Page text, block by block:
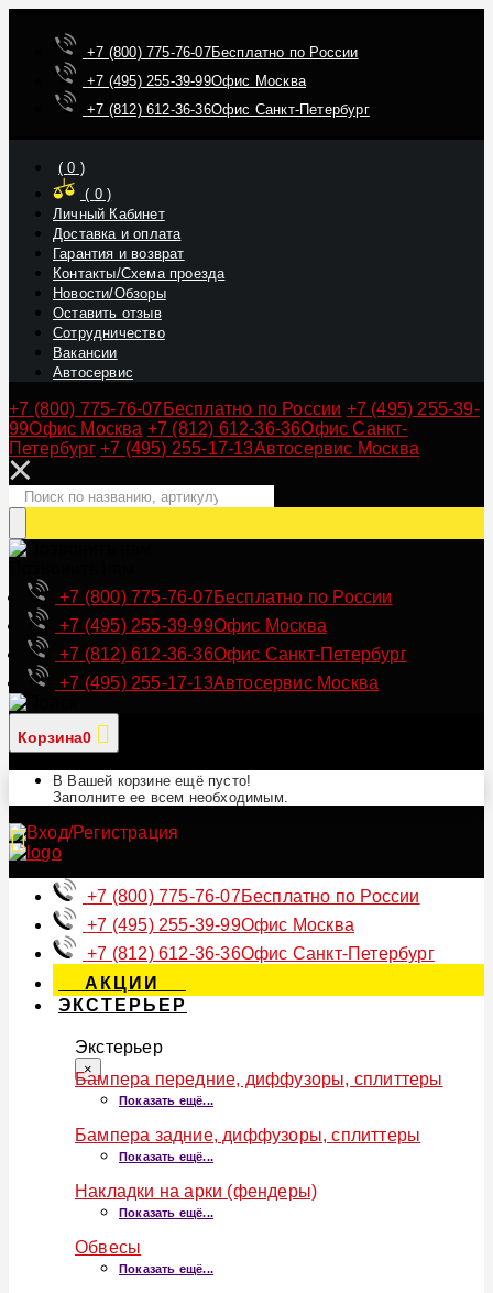
+7 (800) 775-76-07Бесплатно по России
+7 (495) 255-39-99Офис Москва
+7 (812) 612-36-36Офис Санкт-Петербург
(0 )
( 0)
Личный Кабинет
Доставка и оплата
Гарантия и возврат
Контакты/Схема проезда
Новости/Обзоры
Оставить отзыв
Сотрудничество
Вакансии
Автосервис
+7 (800) 775-76-07 Бесплатно по России +7 (495) 255-39-
99Офис Москва +7 (812) 612-36-36Офис Санкт-
Петербург +7 (495) 255-17-13Автосервис Москва
+7 (800) 775-76-07Бесплатно по России
+7 (495) 255-39-99Офис Москва
+7 (812) 612-36-36Офис Санкт-Петербург
+7 (495) 255-17-13Автосервис Москва
Корзина0
В Вашей корзине ещё пусто!
Заполните ее всем необходимым.
+7 (800) 775-76-07Бесплатно по России
+7 (495) 255-39-99Офис Москва
+7 (812) 612-36-36Офис Санкт-Петербург
АКЦИИ
ЭКСТЕРЬЕР
Экстерьер
×
Бампера передние, диффузоры, сплиттеры
Показать ещё...
Бампера задние, диффузоры, сплиттеры
Показать ещё...
Накладки на арки (фендеры)
Показать ещё...
Обвесы
Показать ещё...